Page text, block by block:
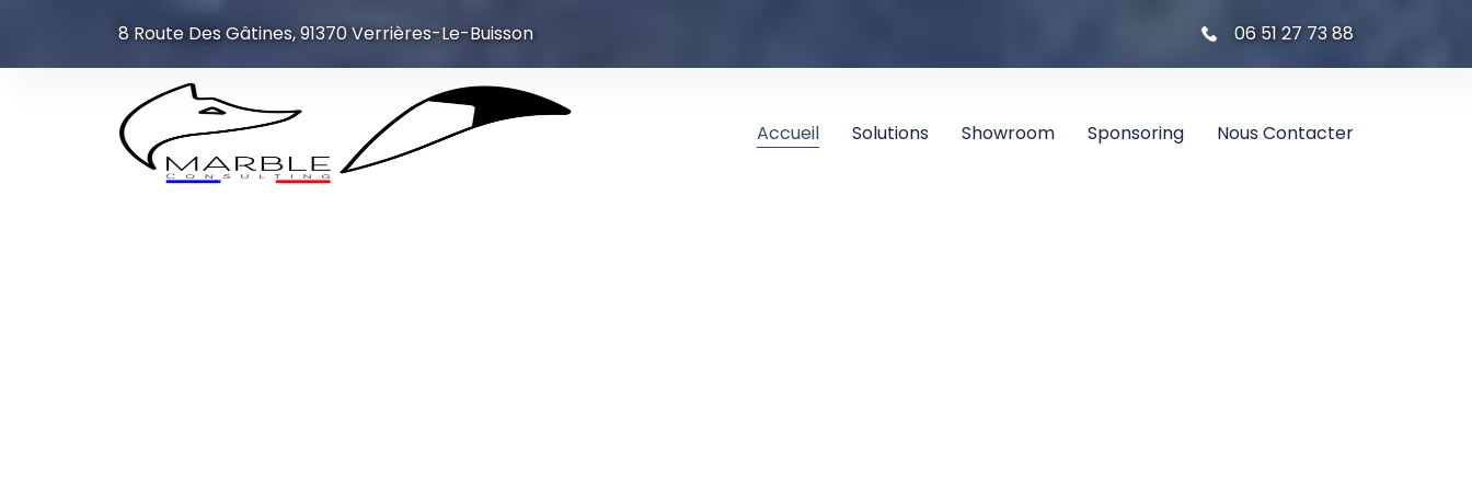
8 Route Des Gâtines, 91370 Verrières-Le-Buisson 06 51 27 73 88
Accueil Solutions Showroom Sponsoring Nous Contacter